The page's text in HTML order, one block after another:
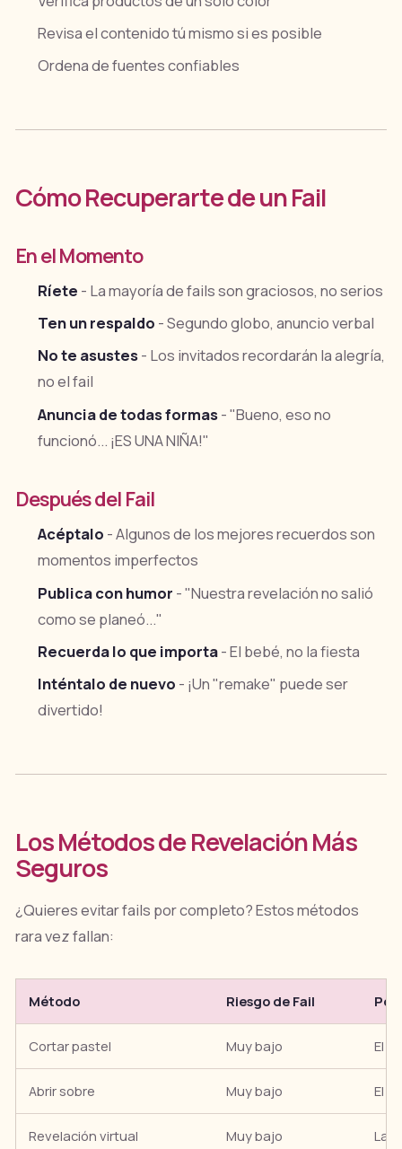
Revisa el contenido tú mismo si es posible
Ordena de fuentes confiables
Cómo Recuperarte de un Fail
En el Momento
Ríete - La mayoría de fails son graciosos, no serios
Ten un respaldo - Segundo globo, anuncio verbal
No te asustes- Los invitados recordarán la alegría,
no el fail
Anuncia de todas formas- "Bueno, eso no
funcionó... ¡ES UNA NIÑA!"
Después del Fail
Acéptalo - Algunos de los mejores recuerdos son
momentos imperfectos
Publica con humor - "Nuestra revelación no salió
como se planeó..."
Recuerda lo que importa- El bebé, no la fiesta
Inténtalo de nuevo - ¡Un "remake" puede ser
divertido!
Los Métodos de Revelación Más
Seguros
¿Quieres evitar fails por completo? Estos métodos
rara vez fallan:
Método Riesgo de Fail Por
Cortar pastel Muy bajo El
Abrir sobre Muy bajo El
Revelación virtual Muy bajo La